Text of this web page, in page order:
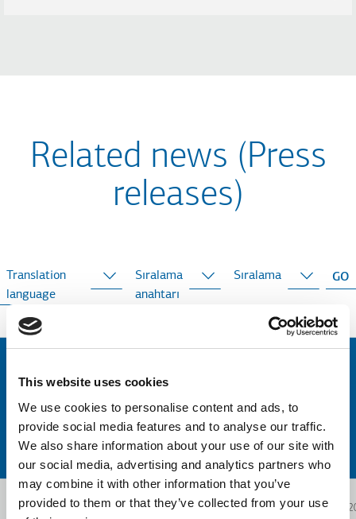
This website uses cookies
We use cookies to personalise content and ads, to
provide social media features and to analyse our traffic.
We also share information about your use of our site with
our social media, advertising and analytics partners who
may combine it with other information that you’ve
provided to them or that they’ve collected from your use
Related news (Press
releases)
Translation
language
Sıralama
anahtarı
Sıralama
2024.12.19